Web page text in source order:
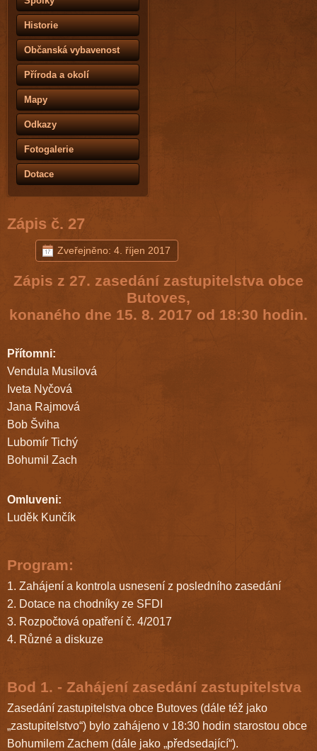
Historie
Občanská vybavenost
Příroda a okolí
Mapy
Odkazy
Fotogalerie
Dotace
Zápis č. 27
Zveřejněno: 4. říjen 2017
Zápis z 27. zasedání zastupitelstva obce
Butoves,
konaného dne 15. 8. 2017 od 18:30 hodin.
Přítomni:
Vendula Musilová
Iveta Nyčová
Jana Rajmová
Bob Šviha
Lubomír Tichý
Bohumil Zach
Omluveni:
Luděk Kunčík
Program:
1. Zahájení a kontrola usnesení z posledního zasedání
2. Dotace na chodníky ze SFDI
3. Rozpočtová opatření č. 4/2017
4. Různé a diskuze
Bod 1. - Zahájení zasedání zastupitelstva
Zasedání zastupitelstva obce Butoves (dále též jako
„zastupitelstvo“) bylo zahájeno v 18:30 hodin starostou obce
Bohumilem Zachem (dále jako „předsedající“).